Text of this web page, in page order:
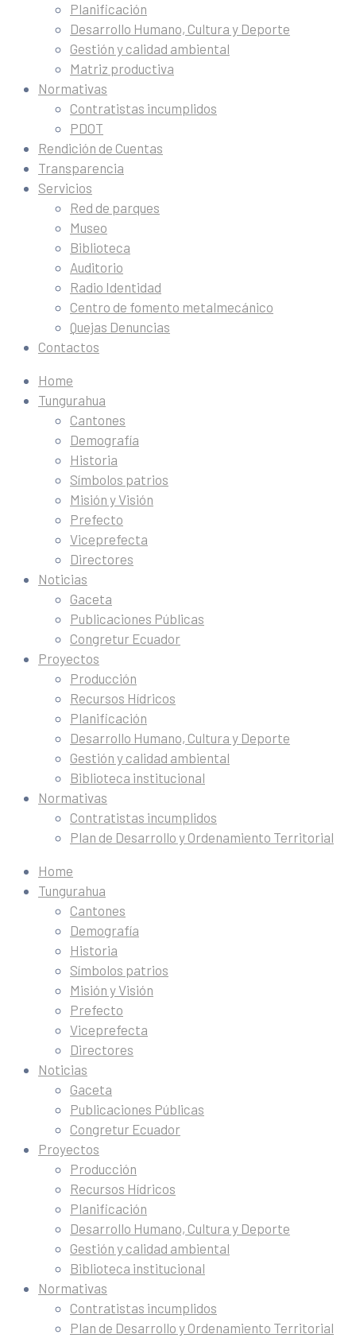
Planificación
Desarrollo Humano, Cultura y Deporte
Gestión y calidad ambiental
Matriz productiva
Normativas
Contratistas incumplidos
PDOT
Rendición de Cuentas
Transparencia
Servicios
Red de parques
Museo
Biblioteca
Auditorio
Radio Identidad
Centro de fomento metalmecánico
Quejas Denuncias
Contactos
Home
Tungurahua
Cantones
Demografía
Historia
Símbolos patrios
Misión y Visión
Prefecto
Viceprefecta
Directores
Noticias
Gaceta
Publicaciones Públicas
Congretur Ecuador
Proyectos
Producción
Recursos Hídricos
Planificación
Desarrollo Humano, Cultura y Deporte
Gestión y calidad ambiental
Biblioteca institucional
Normativas
Contratistas incumplidos
Plan de Desarrollo y Ordenamiento Territorial
Home
Tungurahua
Cantones
Demografía
Historia
Símbolos patrios
Misión y Visión
Prefecto
Viceprefecta
Directores
Noticias
Gaceta
Publicaciones Públicas
Congretur Ecuador
Proyectos
Producción
Recursos Hídricos
Planificación
Desarrollo Humano, Cultura y Deporte
Gestión y calidad ambiental
Biblioteca institucional
Normativas
Contratistas incumplidos
Plan de Desarrollo y Ordenamiento Territorial